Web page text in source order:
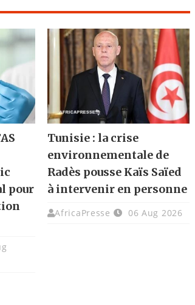
pour
Tunisie : la crise
environnementale de
Radès pousse Kaïs Saïed
à intervenir en personne
AfricaPresse 06 Aug 2026